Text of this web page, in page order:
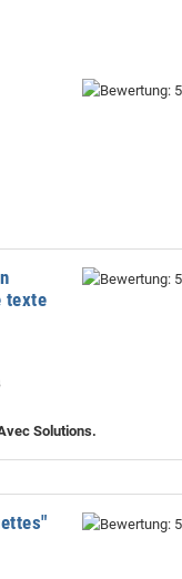
texte
Solutions.